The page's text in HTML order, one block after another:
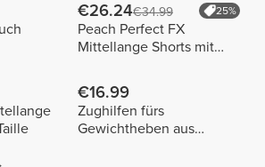
€26.24€34.99 25%
Peach Perfect FX
Mittellange Shorts mit
€16.99
Zughilfen fürs
Gewichtheben aus